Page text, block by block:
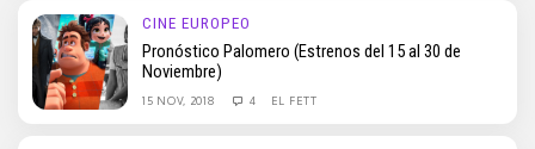
CINE EUROPEO
Pronóstico Palomero (Estrenos del 15 al 30 de
Noviembre)
15 NOV, 2018 4 EL FETT